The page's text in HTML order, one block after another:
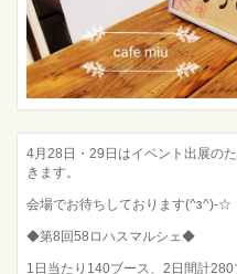
4月28日・29日はイベント出展の
きます。
会場でお待ちしております(^з^)-☆
◆第8回58ロハスマルシェ◆
1日当たり140ブース、2日間計